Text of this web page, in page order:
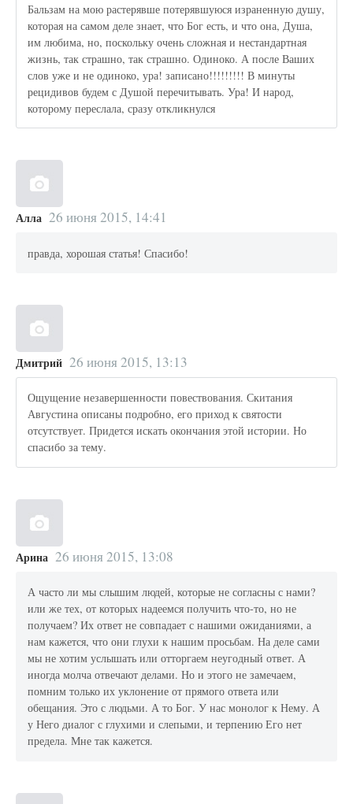
Бальзам на мою растерявше потерявшуюся израненную душу,
которая на самом деле знает, что Бог есть, и что она, Душа,
им любима, но, поскольку очень сложная и нестандартная
жизнь, так страшно, так страшно. Одиноко. А после Ваших
слов уже и не одиноко, ура! записано!!!!!!!!! В минуты
рецидивов будем с Душой перечитывать. Ура! И народ,
которому переслала, сразу откликнулся
Алла 26 июня 2015, 14:41
правда, хорошая статья! Спасибо!
Дмитрий 26 июня 2015, 13:13
Ощущение незавершенности повествования. Скитания
Августина описаны подробно, его приход к святости
отсутствует. Придется искать окончания этой истории. Но
спасибо за тему.
Арина 26 июня 2015, 13:08
А часто ли мы слышим людей, которые не согласны с нами?
или же тех, от которых надеемся получить что-то, но не
получаем? Их ответ не совпадает с нашими ожиданиями, а
нам кажется, что они глухи к нашим просьбам. На деле сами
мы не хотим услышать или отторгаем неугодный ответ. А
иногда молча отвечают делами. Но и этого не замечаем,
помним только их уклонение от прямого ответа или
обещания. Это с людьми. А то Бог. У нас монолог к Нему. А
у Него диалог с глухими и слепыми, и терпению Его нет
предела. Мне так кажется.